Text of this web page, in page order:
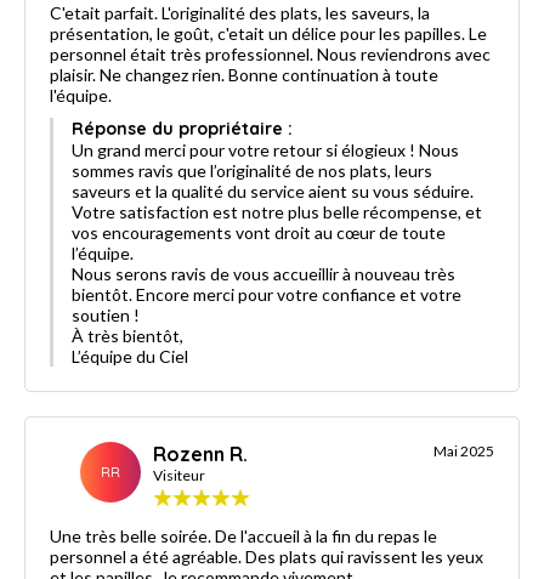
C'etait parfait. L'originalité des plats, les saveurs, la
présentation, le goût, c'etait un délice pour les papilles. Le
personnel était très professionnel. Nous reviendrons avec
plaisir. Ne changez rien. Bonne continuation à toute
l'équipe.
Réponse du propriétaire :
Un grand merci pour votre retour si élogieux ! Nous
sommes ravis que l’originalité de nos plats, leurs
saveurs et la qualité du service aient su vous séduire.
Votre satisfaction est notre plus belle récompense, et
vos encouragements vont droit au cœur de toute
l’équipe.
Nous serons ravis de vous accueillir à nouveau très
bientôt. Encore merci pour votre confiance et votre
soutien !
À très bientôt,
L’équipe du Ciel
RR
Rozenn R.
Visiteur
Mai 2025
Une très belle soirée. De l'accueil à la fin du repas le
personnel a été agréable. Des plats qui ravissent les yeux